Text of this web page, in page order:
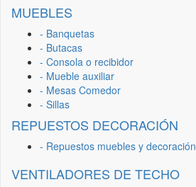
MUEBLES
- Banquetas
- Butacas
- Consola o recibidor
- Mueble auxiliar
- Mesas Comedor
- Sillas
REPUESTOS DECORACIÓN
- Repuestos muebles y decoración
VENTILADORES DE TECHO